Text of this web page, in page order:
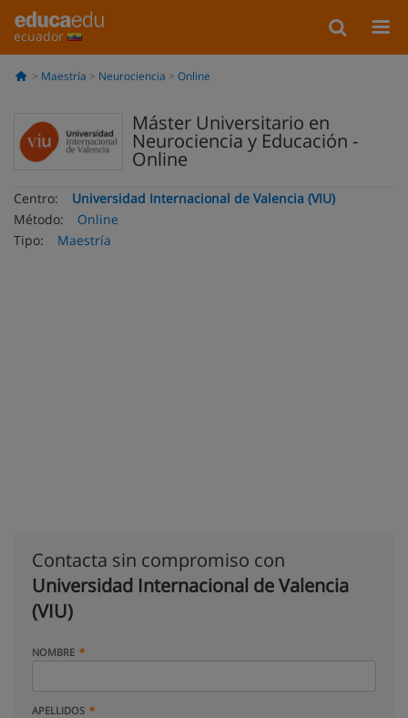
ecuador
Maestría Neurociencia Online
Máster Universitario en
Neurociencia y Educación -
Online
Centro:
Universidad Internacional de Valencia (VIU)
Método:
Online
Tipo:
Maestría
Contacta sin compromiso con
Universidad Internacional de Valencia
(VIU)
NOMBRE
APELLIDOS